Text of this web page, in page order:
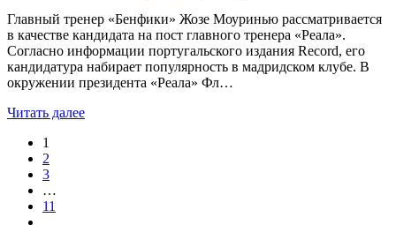
Главный тренер «Бенфики» Жозе Моуринью рассматривается
в качестве кандидата на пост главного тренера «Реала».
Согласно информации португальского издания Record, его
кандидатура набирает популярность в мадридском клубе. В
окружении президента «Реала» Фл…
Читать далее
1
2
3
…
11